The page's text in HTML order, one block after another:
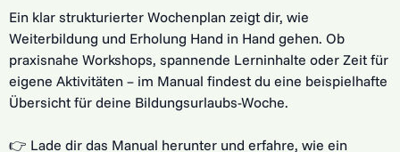
Ein klar strukturierter Wochenplan zeigt dir, wie
Weiterbildung und Erholung Hand in Hand gehen. Ob
praxisnahe Workshops, spannende Lerninhalte oder Zeit für
eigene Aktivitäten – im Manual findest du eine beispielhafte
Übersicht für deine Bildungsurlaubs-Woche.
👉 Lade dir das Manual herunter und erfahre, wie ein